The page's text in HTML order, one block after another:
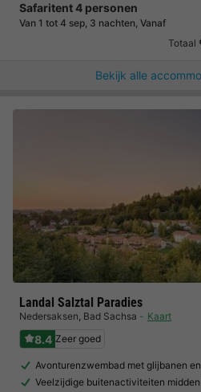
Safaritent 4 personen
Van 1 tot 4 sep, 3 nachten, Vanaf
Totaal
Bekijk alle
Landal Salztal Paradies
Nedersaksen, Bad Sachsa Kaart
8.4 Zeer goed
Avonturenzwembad met glijbanen
Veelzijdige buitenactiviteiten